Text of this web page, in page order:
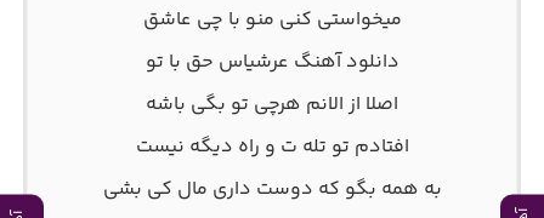
میخواستی کنی منو با چی عاشق
دانلود آهنگ عرشیاس حق با تو
اصلا از الانم هرچی تو بگی باشه
افتادم تو تله ت و راه دیگه نیست
به همه بگو که دوست داری مال کی بشی